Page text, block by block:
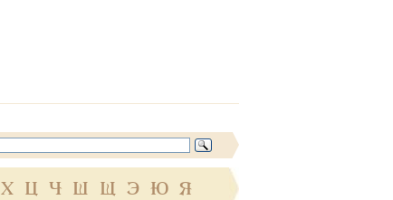
Х Ц Ч Ш Щ Э Ю Я